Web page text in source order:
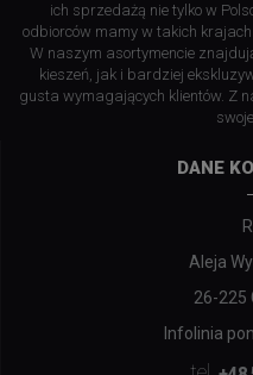
ich sprzedażą nie tylko w
odbiorców mamy w takich krajach
W naszym asortymencie
kieszeń, jak i bardziej
gusta wymagających klientów. Z
DANE
Aleja
26-225
Infolinia